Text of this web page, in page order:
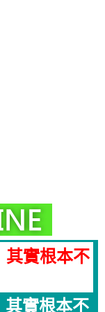
其實根本不
其實根本不